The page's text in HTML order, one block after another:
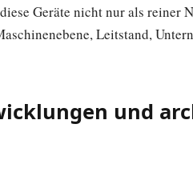
Geräte nicht nur als reiner
Leitstand,
und